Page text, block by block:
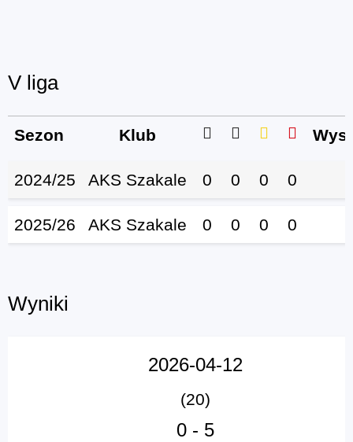
V liga
Sezon Klub
2024/25 AKS Szakale 0 0 0 0
2025/26 AKS Szakale 0 0 0 0
Wyniki
2026-04-12
(20)
0- 5